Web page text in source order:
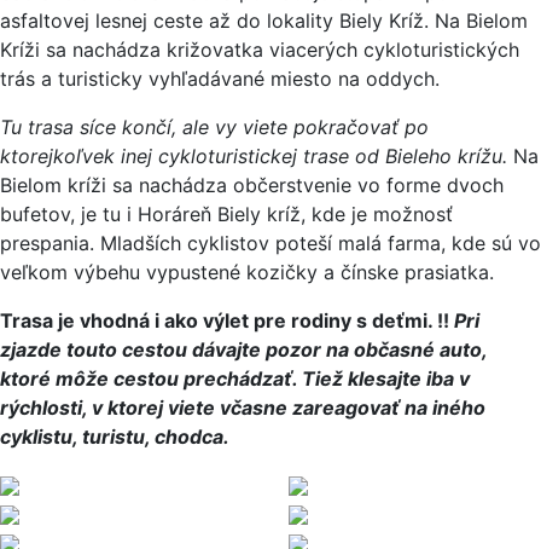
asfaltovej lesnej ceste až do lokality Biely Kríž. Na Bielom
Kríži sa nachádza križovatka viacerých cykloturistických
trás a turisticky vyhľadávané miesto na oddych.
Tu trasa síce končí, ale vy viete pokračovať po
ktorejkoľvek inej cykloturistickej trase od Bieleho krížu. Na
Bielom kríži sa nachádza občerstvenie vo forme dvoch
bufetov, je tu i Horáreň Biely kríž, kde je možnosť
prespania. Mladších cyklistov poteší malá farma, kde sú vo
veľkom výbehu vypustené kozičky a čínske prasiatka.
Trasa je vhodná i ako výlet pre rodiny s deťmi. !! Pri
zjazde touto cestou dávajte pozor na občasné auto,
ktoré môže cestou prechádzať. Tiež klesajte iba v
rýchlosti, v ktorej viete včasne zareagovať na iného
cyklistu, turistu, chodca.